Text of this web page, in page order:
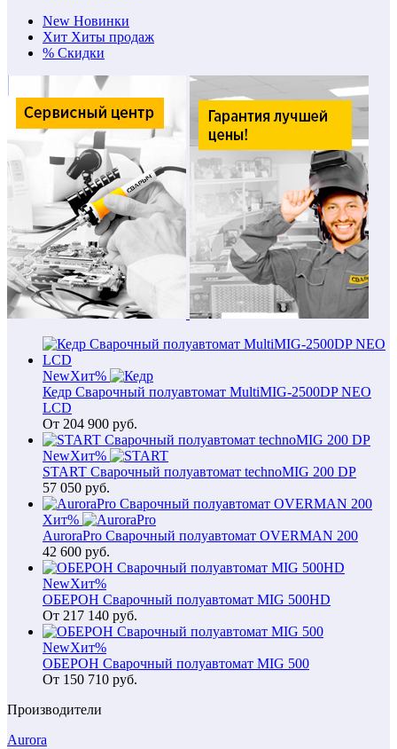
New Новинки
Хит Хиты продаж
% Скидки
NewХит%
Кедр Сварочный полуавтомат MultiMIG-2500DP NEO
LCD
От 204 900 руб.
NewХит%
START Сварочный полуавтомат technoMIG 200 DP
57 050 руб.
Хит%
AuroraPro Сварочный полуавтомат OVERMAN 200
42 600 руб.
NewХит%
ОБЕРОН Сварочный полуавтомат MIG 500HD
От 217 140 руб.
NewХит%
ОБЕРОН Сварочный полуавтомат MIG 500
От 150 710 руб.
Производители
Aurora